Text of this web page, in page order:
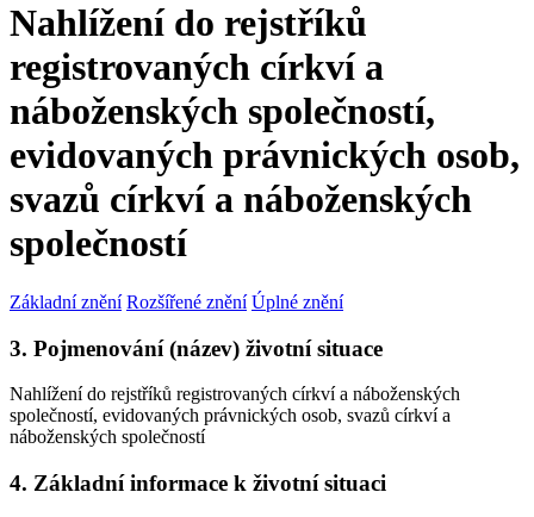
Nahlížení do rejstříků
registrovaných církví a
náboženských společností,
evidovaných právnických osob,
svazů církví a náboženských
společností
Základní znění Rozšířené znění Úplné znění
3. Pojmenování (název) životní situace
Nahlížení do rejstříků registrovaných církví a náboženských
společností, evidovaných právnických osob, svazů církví a
náboženských společností
4. Základní informace k životní situaci